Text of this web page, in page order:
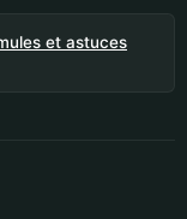
et astuces